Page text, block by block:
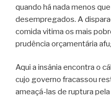
quando há nada menos
desempregados. A
comida vitima os mais
prudência orçamentária
Aqui a insânia encontra o
cujo governo fracassou
ameaçá-las de ruptura